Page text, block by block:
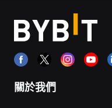
關於我們